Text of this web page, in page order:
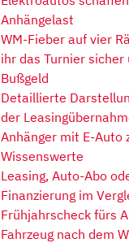
Anhängelast
WM-Fieber auf vier
ihr das Turnier sicher
Bußgeld
Detaillierte
der
Anhänger mit E-Auto
Wissenswerte
Leasing, Auto-Abo
Finanzierung im
Frühjahrscheck fürs
Fahrzeug nach dem